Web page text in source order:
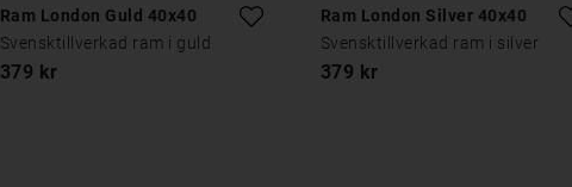
Ram London Guld 40x40
Svensktillverkad ram i guld
379 kr
Ram London Silver 40x40
Svensktillverkad ram i silver
379 kr